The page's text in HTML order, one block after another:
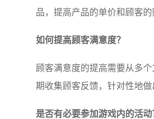
品，提高产品的单价和顾客的
如何提高顾客满意度？
顾客满意度的提高需要从多
期收集顾客反馈，针对性地
是否有必要参加游戏内的活动